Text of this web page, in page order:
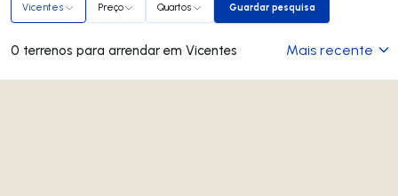
Vicentes Preço Quartos Guardar pesquisa
Guardar pesquisa
0 terrenos para arrendar em Vicentes Mais recente